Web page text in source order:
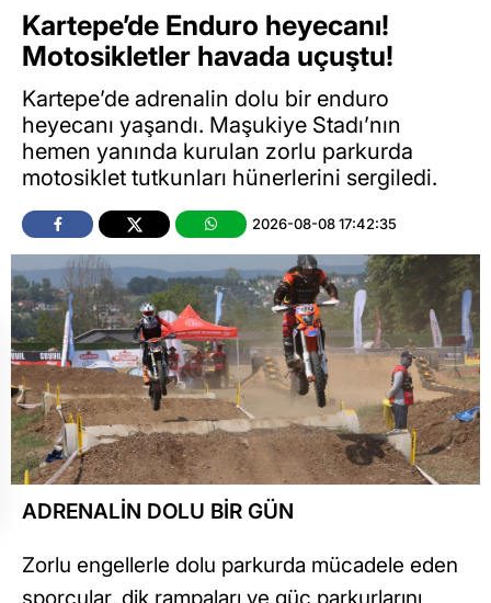
Kartepe’de Enduro heyecanı!
Motosikletler havada uçuştu!
Kartepe’de adrenalin dolu bir enduro
heyecanı yaşandı. Maşukiye Stadı’nın
hemen yanında kurulan zorlu parkurda
motosiklet tutkunları hünerlerini sergiledi.
2026-08-08 17:42:35
ADRENALİN DOLU BİR GÜN
Zorlu engellerle dolu parkurda mücadele eden
sporcular, dik rampaları ve güç parkurlarını